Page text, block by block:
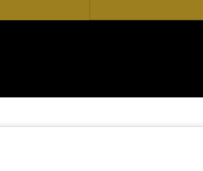
nach: